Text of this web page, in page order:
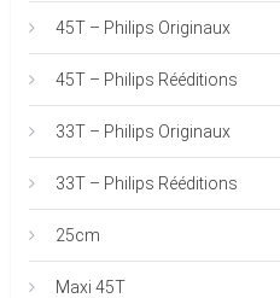
45T – Philips Originaux
45T – Philips Rééditions
33T – Philips Originaux
33T – Philips Rééditions
25cm
Maxi 45T